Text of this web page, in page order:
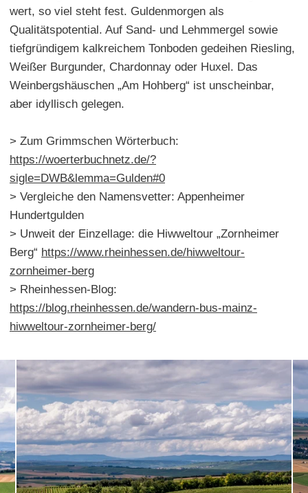
wert, so viel steht fest. Guldenmorgen als
Qualitätspotential. Auf Sand- und Lehmmergel sowie
tiefgründigem kalkreichem Tonboden gedeihen Riesling,
Weißer Burgunder, Chardonnay oder Huxel. Das
Weinbergshäuschen „Am Hohberg“ ist unscheinbar,
aber idyllisch gelegen.
> Zum Grimmschen Wörterbuch:
https://woerterbuchnetz.de/?
sigle=DWB&lemma=Gulden#0
> Vergleiche den Namensvetter: Appenheimer
Hundertgulden
> Unweit der Einzellage: die Hiwweltour „Zornheimer
Berg“ https://www.rheinhessen.de/hiwweltour-
zornheimer-berg
> Rheinhessen-Blog:
https://blog.rheinhessen.de/wandern-bus-mainz-
hiwweltour-zornheimer-berg/